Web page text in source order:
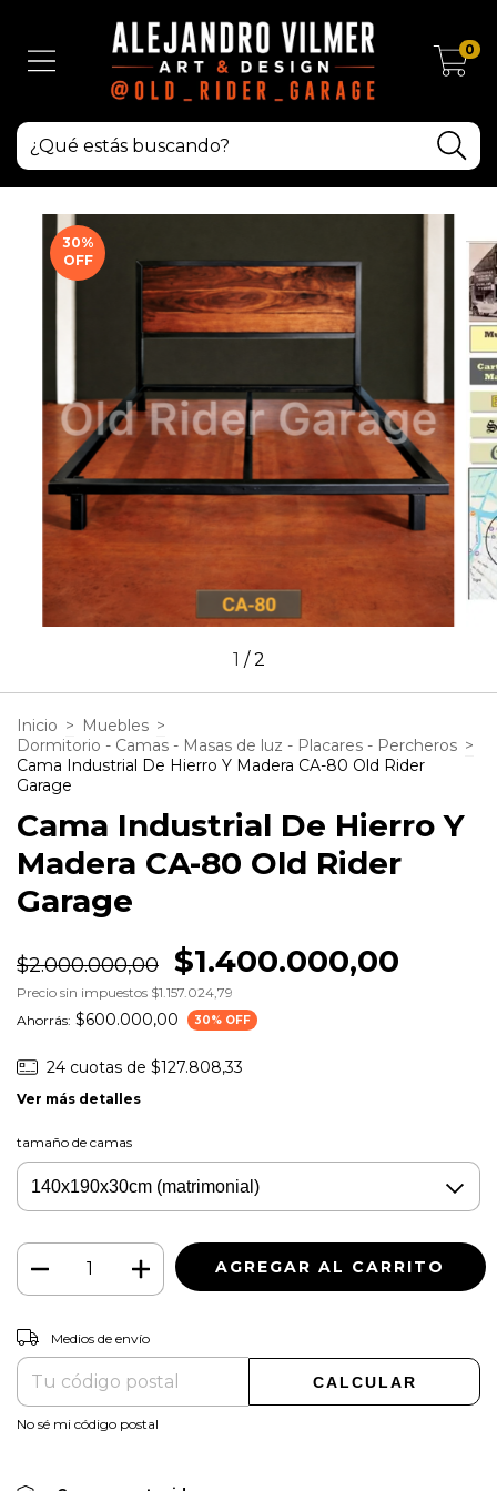
0
30%
OFF
1 /2
Inicio > Muebles >
Dormitorio - Camas - Masas de luz - Placares - Percheros >
Cama Industrial De Hierro Y Madera CA-80 Old Rider
Garage
Cama Industrial De Hierro Y
Madera CA-80 Old Rider
Garage
$2.000.000,00 $1.400.000,00
Precio sin impuestos $1.157.024,79
Ahorrás: $600.000,00 30% OFF
24 cuotas de $127.808,33
Ver más detalles
tamaño de camas
Entregas para el CP:
Medios de envío
CALCULAR
No sé mi código postal